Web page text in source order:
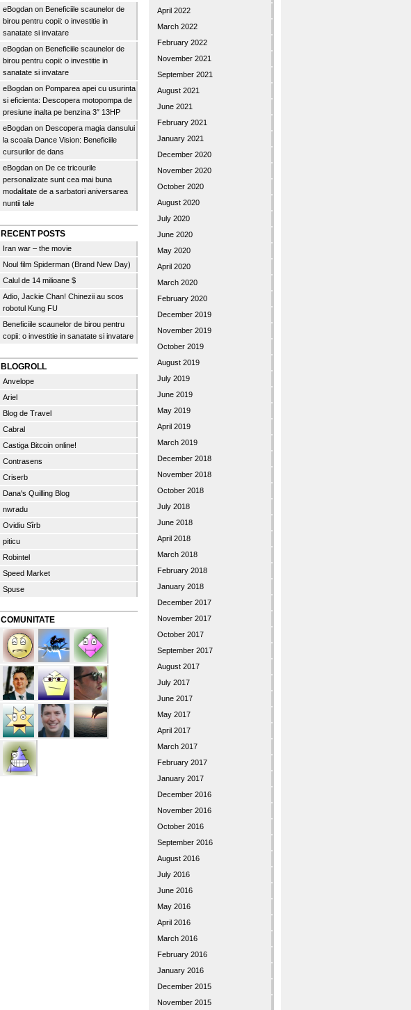
eBogdan on Beneficiile scaunelor de
birou pentru copii: o investitie in
sanatate si invatare
eBogdan on Beneficiile scaunelor de
birou pentru copii: o investitie in
sanatate si invatare
eBogdan on Pomparea apei cu usurinta
si eficienta: Descopera motopompa de
presiune inalta pe benzina 3″ 13HP
eBogdan on Descopera magia dansului
la scoala Dance Vision: Beneficiile
cursurilor de dans
eBogdan on De ce tricourile
personalizate sunt cea mai buna
modalitate de a sarbatori aniversarea
nuntii tale
RECENT POSTS
Iran war – the movie
Noul film Spiderman (Brand New Day)
Calul de 14 milioane $
Adio, Jackie Chan! Chinezii au scos
robotul Kung FU
Beneficiile scaunelor de birou pentru
copii: o investitie in sanatate si invatare
BLOGROLL
Anvelope
Ariel
Blog de Travel
Cabral
Castiga Bitcoin online!
Contrasens
Criserb
Dana's Quilling Blog
nwradu
Ovidiu Sîrb
piticu
Robintel
Speed Market
Spuse
COMUNITATE
April 2022
March 2022
February 2022
November 2021
September 2021
August 2021
June 2021
February 2021
January 2021
December 2020
November 2020
October 2020
August 2020
July 2020
June 2020
May 2020
April 2020
March 2020
February 2020
December 2019
November 2019
October 2019
August 2019
July 2019
June 2019
May 2019
April 2019
March 2019
December 2018
November 2018
October 2018
July 2018
June 2018
April 2018
March 2018
February 2018
January 2018
December 2017
November 2017
October 2017
September 2017
August 2017
July 2017
June 2017
May 2017
April 2017
March 2017
February 2017
January 2017
December 2016
November 2016
October 2016
September 2016
August 2016
July 2016
June 2016
May 2016
April 2016
March 2016
February 2016
January 2016
December 2015
November 2015